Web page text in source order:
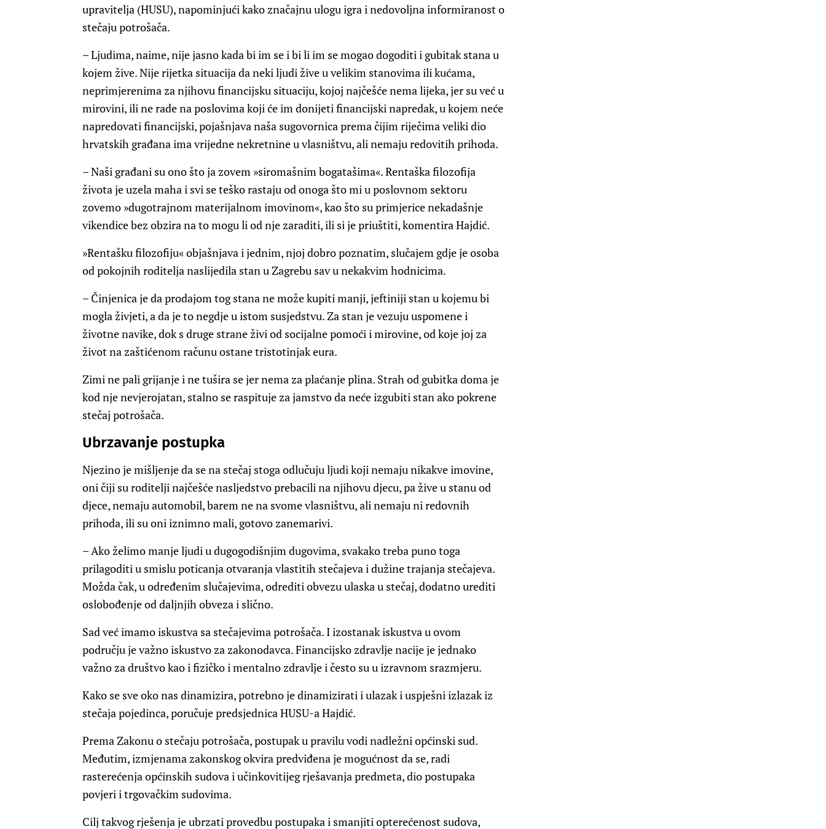
upravitelja (HUSU), napominjući kako značajnu ulogu igra i nedovoljna informiranost o
stečaju potrošača.
– Ljudima, naime, nije jasno kada bi im se i bi li im se mogao dogoditi i gubitak stana u
kojem žive. Nije rijetka situacija da neki ljudi žive u velikim stanovima ili kućama,
neprimjerenima za njihovu financijsku situaciju, kojoj najčešće nema lijeka, jer su već u
mirovini, ili ne rade na poslovima koji će im donijeti financijski napredak, u kojem neće
napredovati financijski, pojašnjava naša sugovornica prema čijim riječima veliki dio
hrvatskih građana ima vrijedne nekretnine u vlasništvu, ali nemaju redovitih prihoda.
– Naši građani su ono što ja zovem »siromašnim bogatašima«. Rentaška filozofija
života je uzela maha i svi se teško rastaju od onoga što mi u poslovnom sektoru
zovemo »dugotrajnom materijalnom imovinom«, kao što su primjerice nekadašnje
vikendice bez obzira na to mogu li od nje zaraditi, ili si je priuštiti, komentira Hajdić.
»Rentašku filozofiju« objašnjava i jednim, njoj dobro poznatim, slučajem gdje je osoba
od pokojnih roditelja naslijedila stan u Zagrebu sav u nekakvim hodnicima.
– Činjenica je da prodajom tog stana ne može kupiti manji, jeftiniji stan u kojemu bi
mogla živjeti, a da je to negdje u istom susjedstvu. Za stan je vezuju uspomene i
životne navike, dok s druge strane živi od socijalne pomoći i mirovine, od koje joj za
život na zaštićenom računu ostane tristotinjak eura.
Zimi ne pali grijanje i ne tušira se jer nema za plaćanje plina. Strah od gubitka doma je
kod nje nevjerojatan, stalno se raspituje za jamstvo da neće izgubiti stan ako pokrene
stečaj potrošača.
Ubrzavanje postupka
Njezino je mišljenje da se na stečaj stoga odlučuju ljudi koji nemaju nikakve imovine,
oni čiji su roditelji najčešće nasljedstvo prebacili na njihovu djecu, pa žive u stanu od
djece, nemaju automobil, barem ne na svome vlasništvu, ali nemaju ni redovnih
prihoda, ili su oni iznimno mali, gotovo zanemarivi.
– Ako želimo manje ljudi u dugogodišnjim dugovima, svakako treba puno toga
prilagoditi u smislu poticanja otvaranja vlastitih stečajeva i dužine trajanja stečajeva.
Možda čak, u određenim slučajevima, odrediti obvezu ulaska u stečaj, dodatno urediti
oslobođenje od daljnjih obveza i slično.
Sad već imamo iskustva sa stečajevima potrošača. I izostanak iskustva u ovom
području je važno iskustvo za zakonodavca. Financijsko zdravlje nacije je jednako
važno za društvo kao i fizičko i mentalno zdravlje i često su u izravnom srazmjeru.
Kako se sve oko nas dinamizira, potrebno je dinamizirati i ulazak i uspješni izlazak iz
stečaja pojedinca, poručuje predsjednica HUSU-a Hajdić.
Prema Zakonu o stečaju potrošača, postupak u pravilu vodi nadležni općinski sud.
Međutim, izmjenama zakonskog okvira predviđena je mogućnost da se, radi
rasterećenja općinskih sudova i učinkovitijeg rješavanja predmeta, dio postupaka
povjeri i trgovačkim sudovima.
Cilj takvog rješenja je ubrzati provedbu postupaka i smanjiti opterećenost sudova,